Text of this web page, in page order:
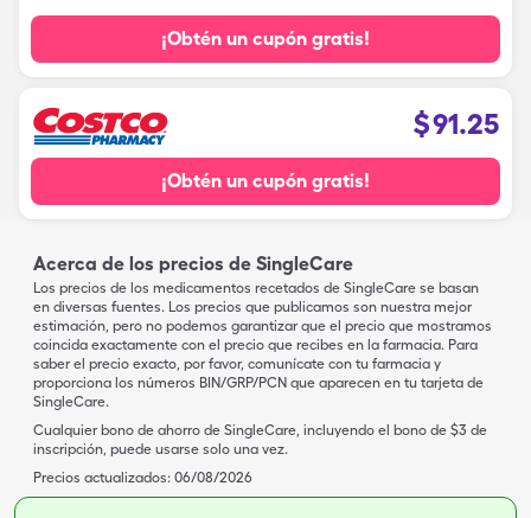
¡Obtén un cupón gratis!
$91.25
¡Obtén un cupón gratis!
Acerca de los precios de SingleCare
Los precios de los medicamentos recetados de SingleCare se basan
en diversas fuentes. Los precios que publicamos son nuestra mejor
estimación, pero no podemos garantizar que el precio que mostramos
coincida exactamente con el precio que recibes en la farmacia. Para
saber el precio exacto, por favor, comunícate con tu farmacia y
proporciona los números BIN/GRP/PCN que aparecen en tu tarjeta de
SingleCare.
Cualquier bono de ahorro de SingleCare, incluyendo el bono de $3 de
inscripción, puede usarse solo una vez.
Precios actualizados: 06/08/2026